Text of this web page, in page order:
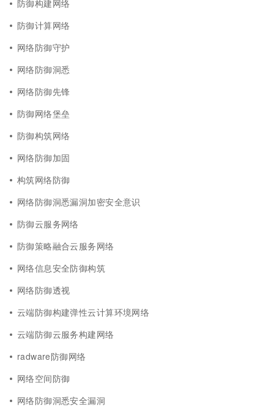
防御构建网络
防御计算网络
网络防御守护
网络防御洞悉
网络防御先锋
防御网络堡垒
防御构筑网络
网络防御加固
构筑网络防御
网络防御洞悉漏洞加密安全意识
防御云服务网络
防御策略融合云服务网络
网络信息安全防御构筑
网络防御透视
云端防御构建弹性云计算环境网络
云端防御云服务构建网络
radware防御网络
网络空间防御
网络防御洞悉安全漏洞